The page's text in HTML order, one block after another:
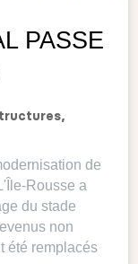
PASSE
,
de
Rousse a
du stade
non
été remplacés